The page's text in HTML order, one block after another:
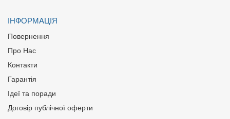
ІНФОРМАЦІЯ
Повернення
Про Нас
Контакти
Гарантія
Ідеї та поради
Договір публічної оферти